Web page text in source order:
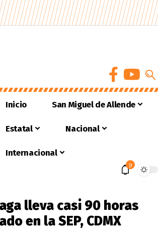
Inicio San Miguel de Allende
Estatal Nacional
Internacional
9
lleva casi 90 horas
en la SEP, CDMX